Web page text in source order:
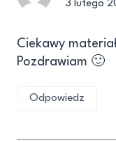
3 lutego
Ciekawy
Pozdrawiam 🙂
Odpowiedz